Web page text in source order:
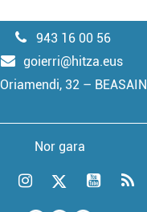
943 16 00 56
goierri@hitza.eus
Oriamendi, 32 – BEASAIN
Nor gara